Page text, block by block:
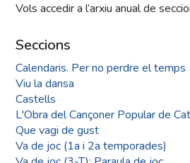
Vols accedir a l’arxiu anual de
Seccions
Calendaris. Per no perdre el temps
Viu la dansa
Castells
L'Obra del Cançoner Popular de
Que vagi de gust
Va de joc (1a i 2a temporades)